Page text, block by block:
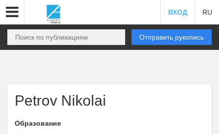
ВХОД RU
Отправить рукопись
Petrov Nikolai
Образование